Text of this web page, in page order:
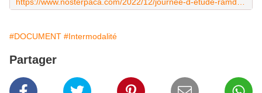
#DOCUMENT #Intermodalité
Partager